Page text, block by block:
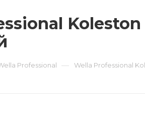
Professional — Wella Professional